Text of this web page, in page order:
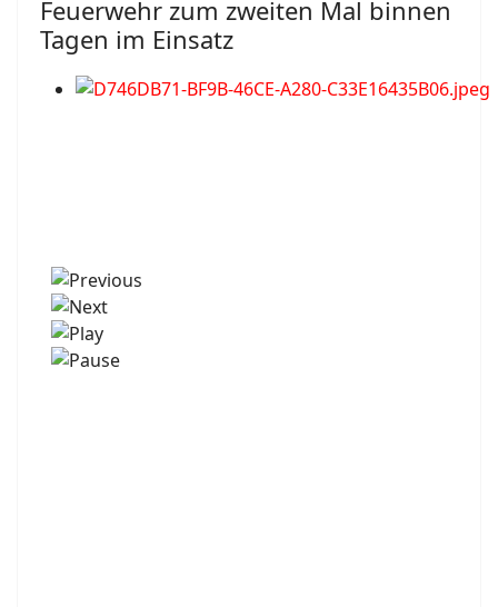
Feuerwehr zum zweiten Mal binnen
Tagen im Einsatz